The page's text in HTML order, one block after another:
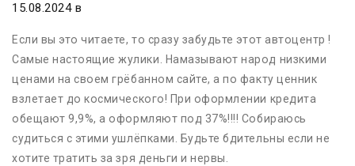
15.08.2024 в
Если вы это читаете, то сразу забудьте этот автоцентр !
Самые настоящие жулики. Намазывают народ низкими
ценами на своем грёбанном сайте, а по факту ценник
взлетает до космического! При оформлении кредита
обещают 9,9%, а оформляют под 37%!!!! Собираюсь
судиться с этими ушлёпками. Будьте бдительны если не
хотите тратить за зря деньги и нервы.